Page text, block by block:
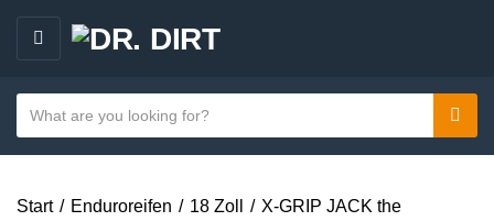
M
a
e
e
a
c
Start / Enduroreifen / 18 Zoll / X-GRIP JACK the